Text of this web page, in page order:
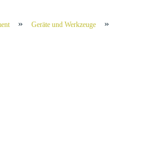
» Geräte und Werkzeuge »